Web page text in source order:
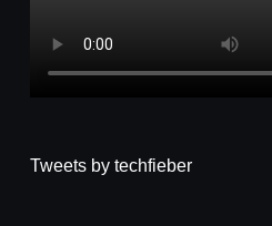
Tweets by techfieber